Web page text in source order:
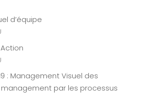
d’équipe
: Management Visuel des
par les processus